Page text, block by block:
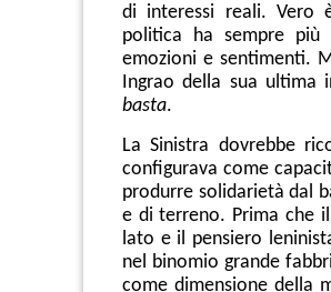
di interessi reali. Vero
politica ha sempre più
emozioni e sentimenti.
Ingrao della sua ultima
basta.
La Sinistra dovrebbe
configurava come
produrre solidarietà dal
e di terreno. Prima che
lato e il pensiero
nel binomio grande
come dimensione della